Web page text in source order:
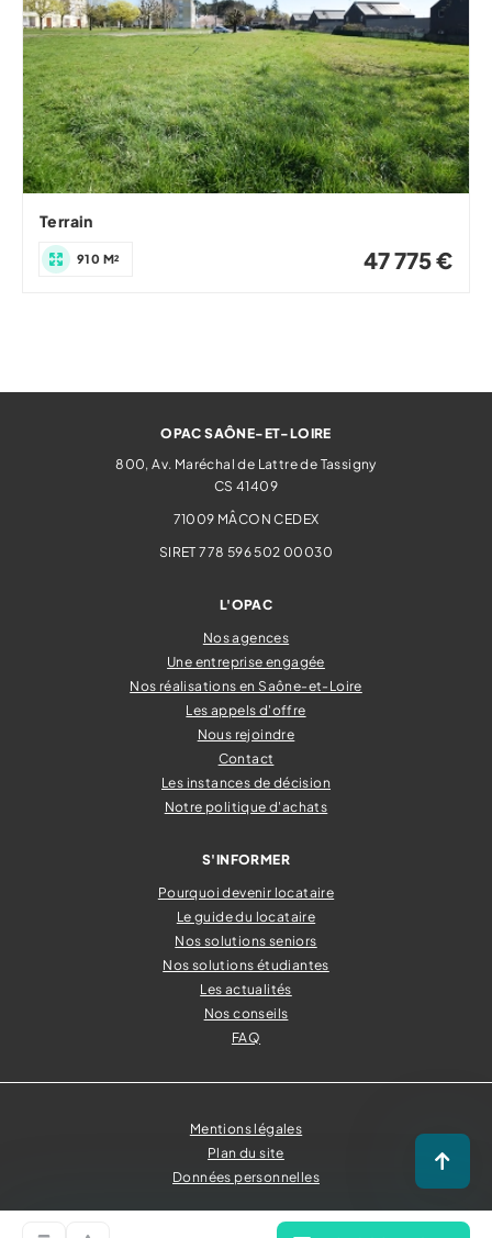
Terrain
910 M² 47 775 €
OPAC SAÔNE-ET-LOIRE
800, Av. Maréchal de Lattre de Tassigny
CS 41409
71009 MÂCON CEDEX
SIRET 778 596 502 00030
L'OPAC
Nos agences
Une entreprise engagée
Nos réalisations en Saône-et-Loire
Les appels d'offre
Nous rejoindre
Contact
Les instances de décision
Notre politique d'achats
S'INFORMER
Pourquoi devenir locataire
Le guide du locataire
Nos solutions seniors
Nos solutions étudiantes
Les actualités
Nos conseils
FAQ
Mentions légales
Plan du site
Données personnelles
© Tous droits réservés OPAC Saône-et-Loire